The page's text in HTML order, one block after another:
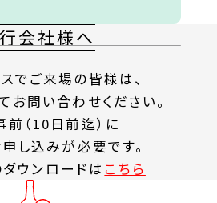
会社様へ
でご来場の皆様は、
お問い合わせください。
前（10日前迄）に
し込みが必要です。
ウンロードは こちら